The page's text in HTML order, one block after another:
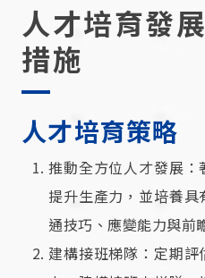
人才培育發
措施
人才培育策略
推動全方位人才發展：
提升生產力，並培養
通技巧、應變能力與前
建構接班梯隊：定期